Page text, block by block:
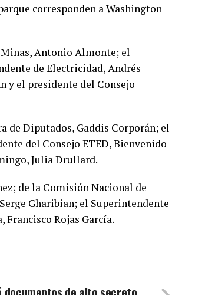
corresponden a Washington
Antonio Almonte; el
de Electricidad, Andrés
y el presidente del Consejo
de Diputados, Gaddis Corporán; el
del Consejo ETED, Bienvenido
Julia Drullard.
de la Comisión Nacional de
Gharibian; el Superintendente
Rojas García.